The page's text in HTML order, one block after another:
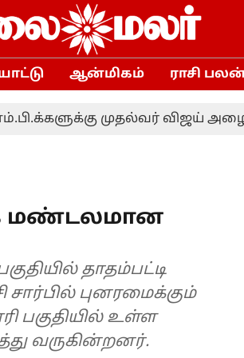
ஆன்மிகம் ராசி
முதல்வர் விஜய்
மண்டலமான
தாதம்பட்டி
சார்பில் புனரமைக்கும்
பகுதியில் உள்ள
வருகின்றனர்.